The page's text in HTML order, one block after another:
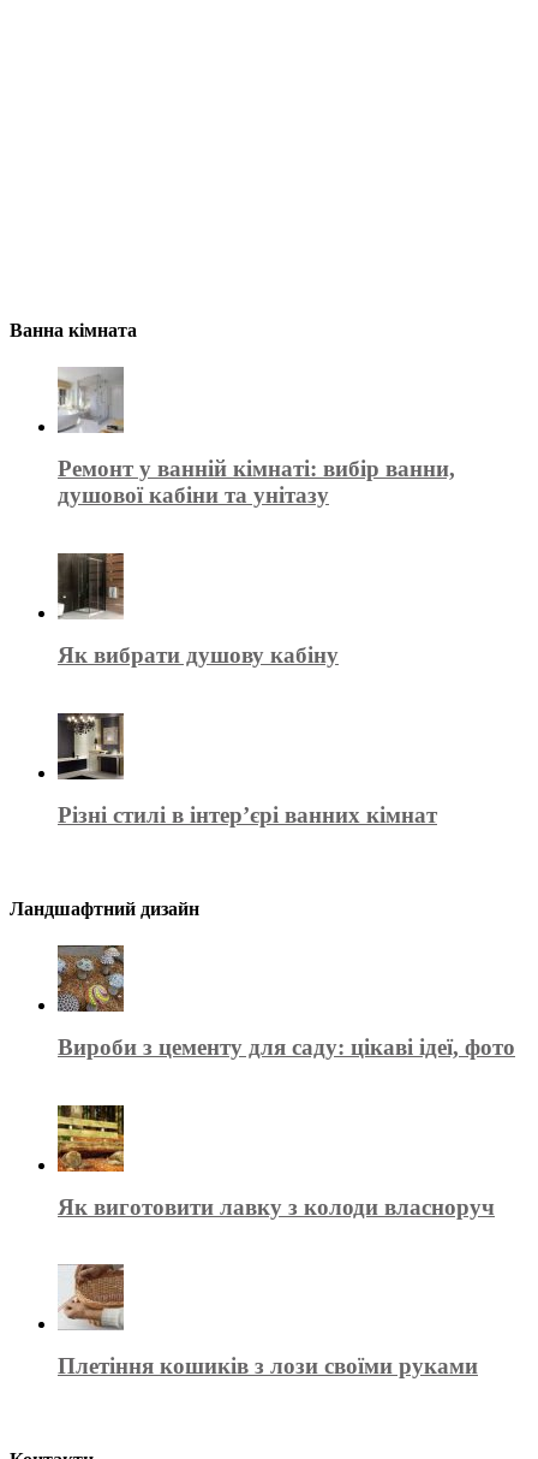
Ванна кімната
Ремонт у ванній кімнаті: вибір ванни,
душової кабіни та унітазу
Як вибрати душову кабіну
Різні стилі в інтер’єрі ванних кімнат
Ландшафтний дизайн
Вироби з цементу для саду: цікаві ідеї, фото
Як виготовити лавку з колоди власноруч
Плетіння кошиків з лози своїми руками